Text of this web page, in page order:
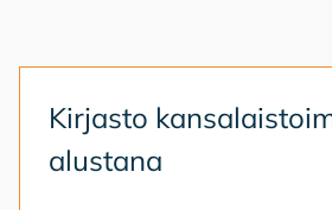
Kir­jas­to
alus­ta­na